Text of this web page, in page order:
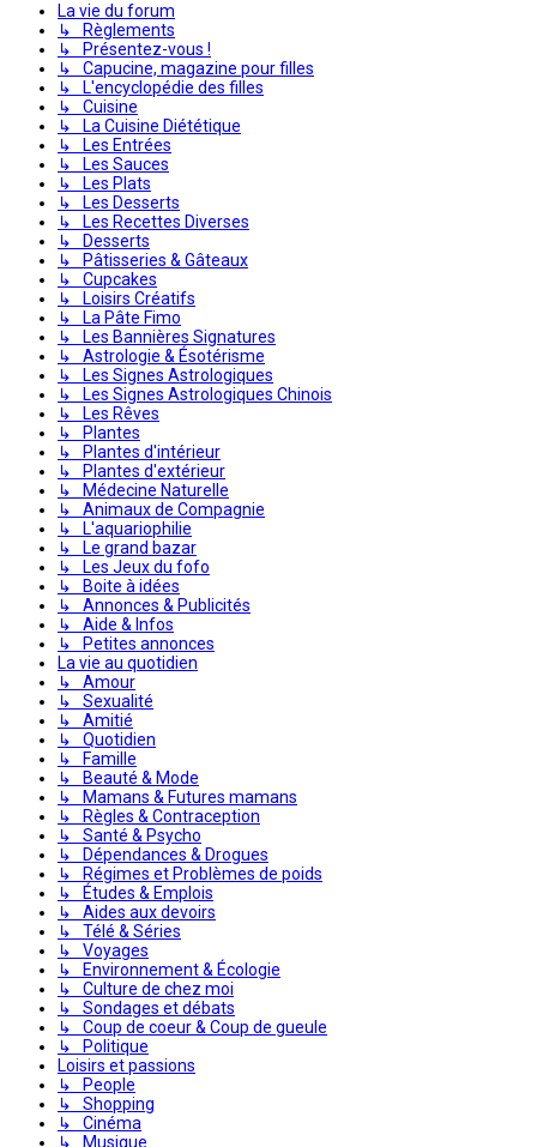
La vie du forum
↳ Règlements
↳ Présentez-vous !
↳ Capucine, magazine pour filles
↳ L'encyclopédie des filles
↳ Cuisine
↳ La Cuisine Diététique
↳ Les Entrées
↳ Les Sauces
↳ Les Plats
↳ Les Desserts
↳ Les Recettes Diverses
↳ Desserts
↳ Pâtisseries & Gâteaux
↳ Cupcakes
↳ Loisirs Créatifs
↳ La Pâte Fimo
↳ Les Bannières Signatures
↳ Astrologie & Ésotérisme
↳ Les Signes Astrologiques
↳ Les Signes Astrologiques Chinois
↳ Les Rêves
↳ Plantes
↳ Plantes d'intérieur
↳ Plantes d'extérieur
↳ Médecine Naturelle
↳ Animaux de Compagnie
↳ L'aquariophilie
↳ Le grand bazar
↳ Les Jeux du fofo
↳ Boite à idées
↳ Annonces & Publicités
↳ Aide & Infos
↳ Petites annonces
La vie au quotidien
↳ Amour
↳ Sexualité
↳ Amitié
↳ Quotidien
↳ Famille
↳ Beauté & Mode
↳ Mamans & Futures mamans
↳ Règles & Contraception
↳ Santé & Psycho
↳ Dépendances & Drogues
↳ Régimes et Problèmes de poids
↳ Études & Emplois
↳ Aides aux devoirs
↳ Télé & Séries
↳ Voyages
↳ Environnement & Écologie
↳ Culture de chez moi
↳ Sondages et débats
↳ Coup de coeur & Coup de gueule
↳ Politique
Loisirs et passions
↳ People
↳ Shopping
↳ Cinéma
↳ Musique